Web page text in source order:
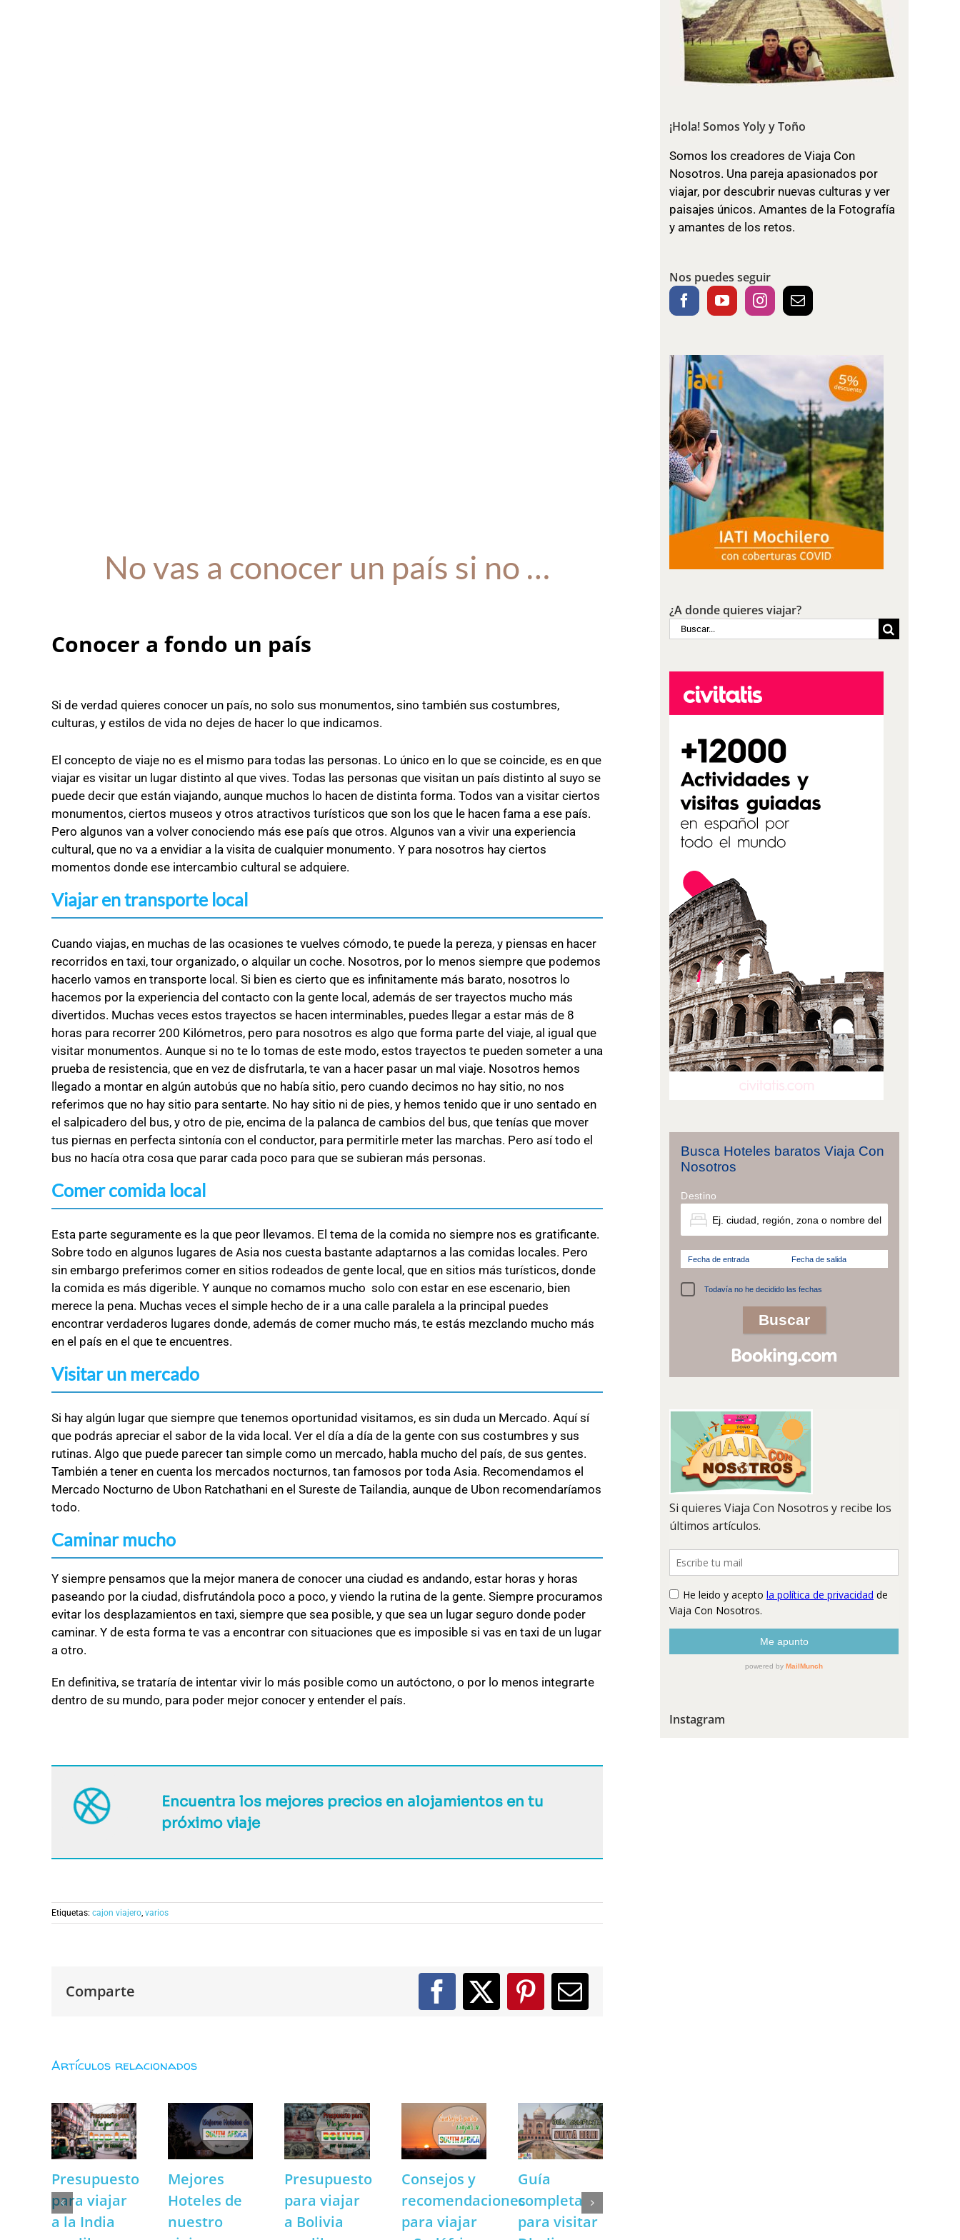
No vas a conocer un país si no …
Conocer a fondo un país
Si de verdad quieres conocer un país, no solo sus monumentos, sino también sus costumbres,
culturas, y estilos de vida no dejes de hacer lo que indicamos.
El concepto de viaje no es el mismo para todas las personas. Lo único en lo que se coincide, es en que
viajar es visitar un lugar distinto al que vives. Todas las personas que visitan un país distinto al suyo se
puede decir que están viajando, aunque muchos lo hacen de distinta forma. Todos van a visitar ciertos
monumentos, ciertos museos y otros atractivos turísticos que son los que le hacen fama a ese país.
Pero algunos van a volver conociendo más ese país que otros. Algunos van a vivir una experiencia
cultural, que no va a envidiar a la visita de cualquier monumento. Y para nosotros hay ciertos
momentos donde ese intercambio cultural se adquiere.
Viajar en transporte local
Cuando viajas, en muchas de las ocasiones te vuelves cómodo, te puede la pereza, y piensas en hacer
recorridos en taxi, tour organizado, o alquilar un coche. Nosotros, por lo menos siempre que podemos
hacerlo vamos en transporte local. Si bien es cierto que es infinitamente más barato, nosotros lo
hacemos por la experiencia del contacto con la gente local, además de ser trayectos mucho más
divertidos. Muchas veces estos trayectos se hacen interminables, puedes llegar a estar más de 8
horas para recorrer 200 Kilómetros, pero para nosotros es algo que forma parte del viaje, al igual que
visitar monumentos. Aunque si no te lo tomas de este modo, estos trayectos te pueden someter a una
prueba de resistencia, que en vez de disfrutarla, te van a hacer pasar un mal viaje. Nosotros hemos
llegado a montar en algún autobús que no había sitio, pero cuando decimos no hay sitio, no nos
referimos que no hay sitio para sentarte. No hay sitio ni de pies, y hemos tenido que ir uno sentado en
el salpicadero del bus, y otro de pie, encima de la palanca de cambios del bus, que tenías que mover
tus piernas en perfecta sintonía con el conductor, para permitirle meter las marchas. Pero así todo el
bus no hacía otra cosa que parar cada poco para que se subieran más personas.
Comer comida local
Esta parte seguramente es la que peor llevamos. El tema de la comida no siempre nos es gratificante.
Sobre todo en algunos lugares de Asia nos cuesta bastante adaptarnos a las comidas locales. Pero
sin embargo preferimos comer en sitios rodeados de gente local, que en sitios más turísticos, donde
la comida es más digerible. Y aunque no comamos mucho solo con estar en ese escenario, bien
merece la pena. Muchas veces el simple hecho de ir a una calle paralela a la principal puedes
encontrar verdaderos lugares donde, además de comer mucho más, te estás mezclando mucho más
en el país en el que te encuentres.
Visitar un mercado
Si hay algún lugar que siempre que tenemos oportunidad visitamos, es sin duda un Mercado. Aquí sí
que podrás apreciar el sabor de la vida local. Ver el día a día de la gente con sus costumbres y sus
rutinas. Algo que puede parecer tan simple como un mercado, habla mucho del país, de sus gentes.
También a tener en cuenta los mercados nocturnos, tan famosos por toda Asia. Recomendamos el
Mercado Nocturno de Ubon Ratchathani en el Sureste de Tailandia, aunque de Ubon recomendaríamos
todo.
Caminar mucho
Y siempre pensamos que la mejor manera de conocer una ciudad es andando, estar horas y horas
paseando por la ciudad, disfrutándola poco a poco, y viendo la rutina de la gente. Siempre procuramos
evitar los desplazamientos en taxi, siempre que sea posible, y que sea un lugar seguro donde poder
caminar. Y de esta forma te vas a encontrar con situaciones que es imposible si vas en taxi de un lugar
a otro.
En definitiva, se trataría de intentar vivir lo más posible como un autóctono, o por lo menos integrarte
dentro de su mundo, para poder mejor conocer y entender el país.
Encuentra los mejores precios en alojamientos en tu
próximo viaje
Etiquetas: cajon viajero varios
Comparte Facebook
X PinterestCorreo
Artículos relacionados
Presupuesto
para viajar
a la India
Mejores
Hoteles de
nuestro
Presupuesto
para viajar
a Bolivia
Consejos y
recomendaciones
para viajar
Guía
completa
para visitar
¡Hola! Somos Yoly y Toño
Somos los creadores de Viaja Con
Nosotros. Una pareja apasionados por
viajar, por descubrir nuevas culturas y ver
paisajes únicos. Amantes de la Fotografía
y amantes de los retos.
Nos puedes seguir
¿A donde quieres viajar?
Buscar:
Busca Hoteles baratos Viaja Con
Nosotros
Destino
Fecha de entrada Fecha de salida
Todavía no he decidido las fechas
Instagram